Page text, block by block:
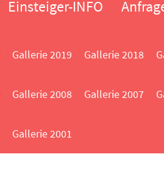
Einsteiger-INFO
Gallerie 2019 Gallerie 2018
Gallerie 2008 Gallerie 2007
Gallerie 2001